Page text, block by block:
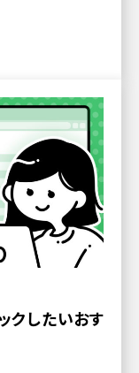
クしたいおす